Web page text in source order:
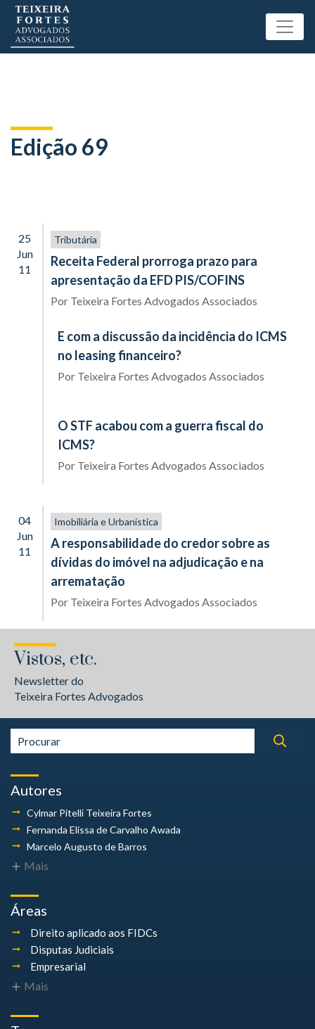
Edição 69
25
Jun
11
Tributária
Receita Federal prorroga prazo para
apresentação da EFD PIS/COFINS
Por Teixeira Fortes Advogados Associados
E com a discussão da incidência do ICMS
no leasing financeiro?
Por Teixeira Fortes Advogados Associados
O STF acabou com a guerra fiscal do
ICMS?
Por Teixeira Fortes Advogados Associados
04
Jun
11
Imobiliária e Urbanística
A responsabilidade do credor sobre as
dívidas do imóvel na adjudicação e na
arrematação
Por Teixeira Fortes Advogados Associados
Vistos, etc.
Newsletter do
Teixeira Fortes Advogados
Autores
Cylmar Pitelli Teixeira Fortes
Fernanda Elissa de Carvalho Awada
Marcelo Augusto de Barros
Mais
Áreas
Direito aplicado aos FIDCs
Disputas Judiciais
Empresarial
Mais